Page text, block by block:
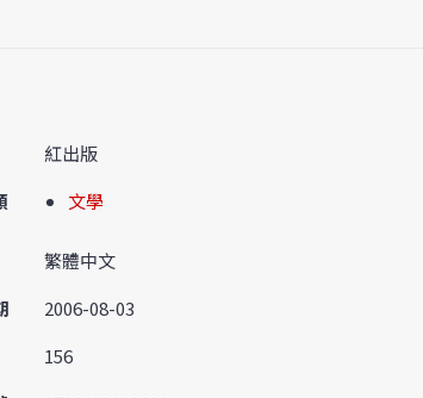
紅出版
文學
繁體中文
2006-08-03
156